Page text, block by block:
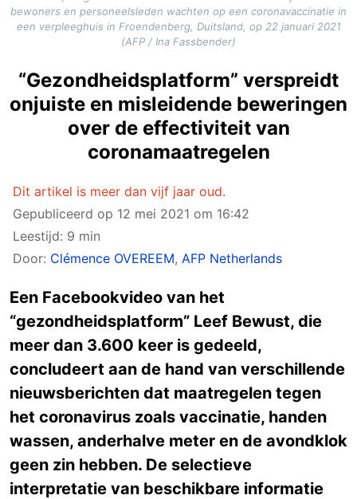
bewoners en personeelsleden wachten op een coronavaccinatie in
een verpleeghuis in Froendenberg, Duitsland, op 22 januari 2021
(AFP / Ina Fassbender)
“Gezondheidsplatform” verspreidt
onjuiste en misleidende beweringen
over de effectiviteit van
coronamaatregelen
Dit artikel is meer dan vijf jaar oud.
Gepubliceerd op 12 mei 2021 om 16:42
Leestijd: 9 min
Door: Clémence OVEREEM, AFP Netherlands
Een Facebookvideo van het
“gezondheidsplatform” Leef Bewust, die
meer dan 3.600 keer is gedeeld,
concludeert aan de hand van verschillende
nieuwsberichten dat maatregelen tegen
het coronavirus zoals vaccinatie, handen
wassen, anderhalve meter en de avondklok
geen zin hebben. De selectieve
interpretatie van beschikbare informatie